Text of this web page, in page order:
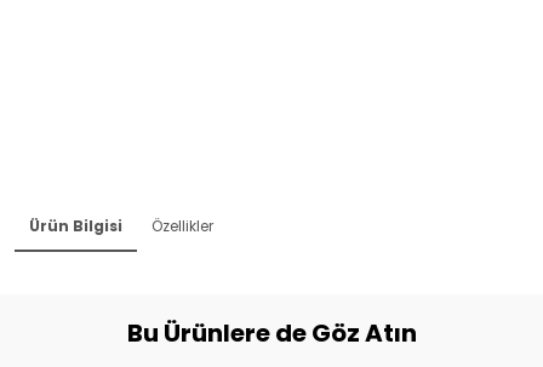
Ürün Bilgisi Özellikler
Bu Ürünlere de Göz Atın